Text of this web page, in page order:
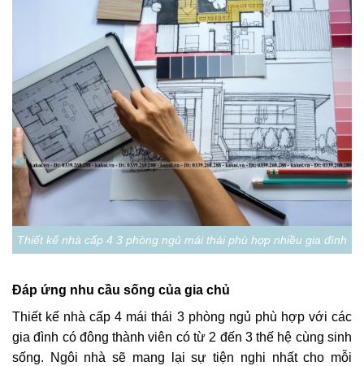
Thiết kế nhà cấp 4 3 phòng ngủ mái thái phù hợp nhiều gia đình
Đáp ứng nhu cầu sống của gia chủ
Thiết kế nhà cấp 4 mái thái 3 phòng ngủ phù hợp với các
gia đình có đông thành viên có từ 2 đến 3 thế hệ cùng sinh
sống. Ngôi nhà sẽ mang lại sự tiện nghi nhất cho mỗi